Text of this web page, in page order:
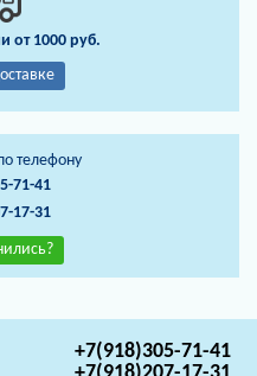
от 1000 руб.
телефону
71-41
17-31
+7(918)305-71-41